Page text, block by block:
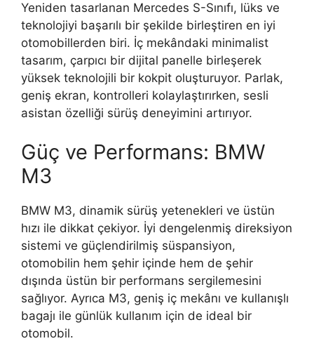
Yeniden tasarlanan Mercedes S-Sınıfı, lüks ve
teknolojiyi başarılı bir şekilde birleştiren en iyi
otomobillerden biri. İç mekândaki minimalist
tasarım, çarpıcı bir dijital panelle birleşerek
yüksek teknolojili bir kokpit oluşturuyor. Parlak,
geniş ekran, kontrolleri kolaylaştırırken, sesli
asistan özelliği sürüş deneyimini artırıyor.
Güç ve Performans: BMW
M3
BMW M3, dinamik sürüş yetenekleri ve üstün
hızı ile dikkat çekiyor. İyi dengelenmiş direksiyon
sistemi ve güçlendirilmiş süspansiyon,
otomobilin hem şehir içinde hem de şehir
dışında üstün bir performans sergilemesini
sağlıyor. Ayrıca M3, geniş iç mekânı ve kullanışlı
bagajı ile günlük kullanım için de ideal bir
otomobil.